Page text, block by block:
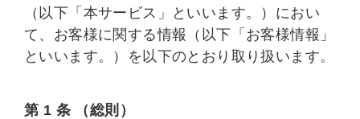
（以下「本サービス」といいます。）におい
て、お客様に関する情報（以下「お客様情報」
といいます。）を以下のとおり取り扱います。
第 1 条 （総則）